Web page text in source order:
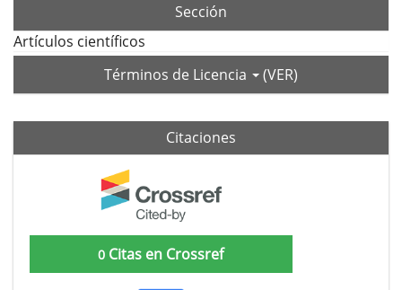
Sección
Artículos científicos
Términos de Licencia
(VER)
Citaciones
0 Citas en Crossref